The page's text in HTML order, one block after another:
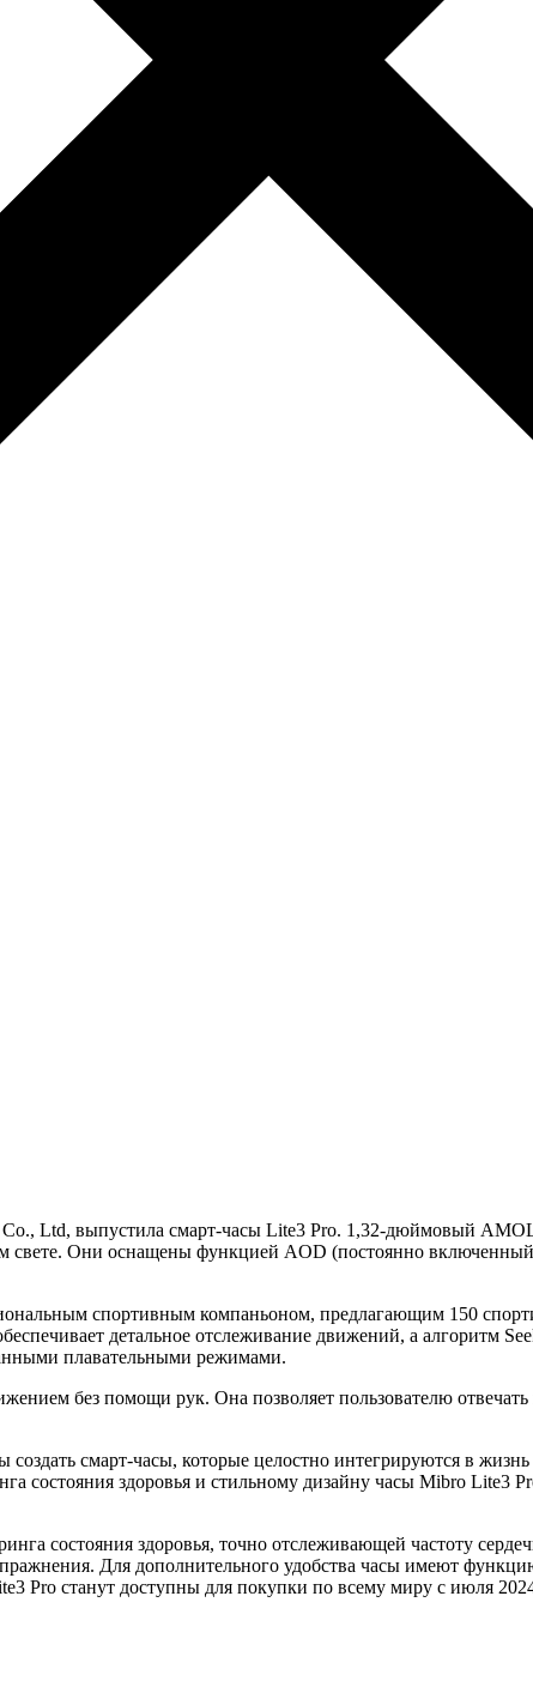
Ltd, выпустила смарт-часы Lite3 Pro. 1,32-дюймовый
свете. Они оснащены функцией AOD (постоянно
спортивным компаньоном, предлагающим 150
детальное отслеживание движений, а алгоритм
плавательными режимами.
без помощи рук. Она позволяет пользователю
создать смарт-часы, которые целостно интегрируются в
здоровья и стильному дизайну часы Mibro Lite3
состояния здоровья, точно отслеживающей частоту
Для дополнительного удобства часы имеют
Pro станут доступны для покупки по всему миру с июля